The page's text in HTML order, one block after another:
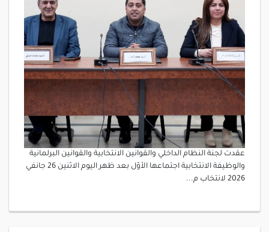
عقدت لجنة النظام الداخلي والقوانين الانتخابية والقوانين البرلمانية
والوظيفة الانتخابية اجتماعها الأوّل بعد ظهر اليوم الاثنين 26 جانفي
2026 لانتخاب م...